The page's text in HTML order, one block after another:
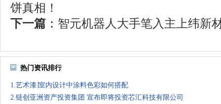
饼真相！
下一篇 ： 智元机器人大手笔入主上纬新
热门资讯排行
1.艺术漆∣室内设计中涂料色彩如何搭配
2.链创亚洲资产投资集团 宣布即将投资芯汇科技有限公司